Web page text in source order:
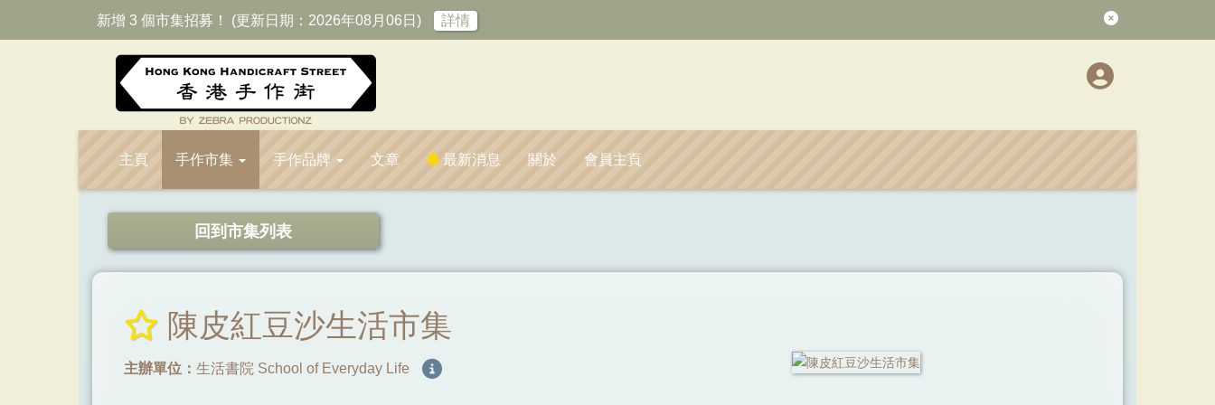
新增 3 個市集招募！ (更新日期：2026年08月06日) 詳情
主頁 手作市集 手作品牌 文章 最新消息 關於 會員主頁
回到市集列表
陳皮紅豆沙生活市集
主辦單位： 生活書院 School of Everyday Life